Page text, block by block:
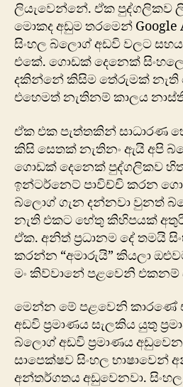
ලියැවෙන්නේ. ඒක පුද්ගලිකව
මොකද අඩුම තරමෙන් Google
සිංහල බ්ලොග් අඩවි වලට
එකේ. ගොඩක් දෙනෙක්
දකින්නේ කිසිම තේරුමක් නැති
එහෙමත් නැතිනම් කාලය
ඒක එක පැත්තකින් සාධාරණ
කිසි සෙතක් නැතිනං ඇයි අපි
ගොඩක් දෙනෙක් පුද්ගලිකව
ඉන්ටර්නෙට් පාවිච්චි කරන
බ්ලොග් ගැන දන්නවා වුනත්
නැති එකට හේතු කිහිපයක්
ඒක. අනිත් ප්‍රධානම දේ තමයි
කරන්න “අමාරුයි” කියලා
මං කිව්වානේ පළවෙනි එකනම්
මෙන්න මේ පළවෙනි
අඩවි ප්‍රමාණය සැලකිය යුතු
බ්ලොග් අඩවි ප්‍රමාණය
සාපෙක්ෂව සිංහල භාෂාවෙන්
අන්තර්ගතය අඩුවෙනවා.